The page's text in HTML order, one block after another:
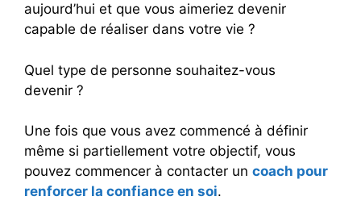
aujourd’hui et que vous aimeriez devenir
capable de réaliser dans votre vie ?
Quel type de personne souhaitez-vous
devenir ?
Une fois que vous avez commencé à définir
même si partiellement votre objectif, vous
pouvez commencer à contacter un coach pour
renforcer la confiance en soi.